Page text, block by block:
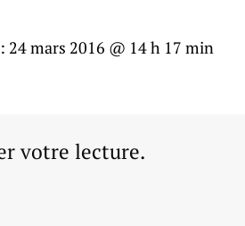
24 mars 2016 @ 14 h 17 min
votre lecture.